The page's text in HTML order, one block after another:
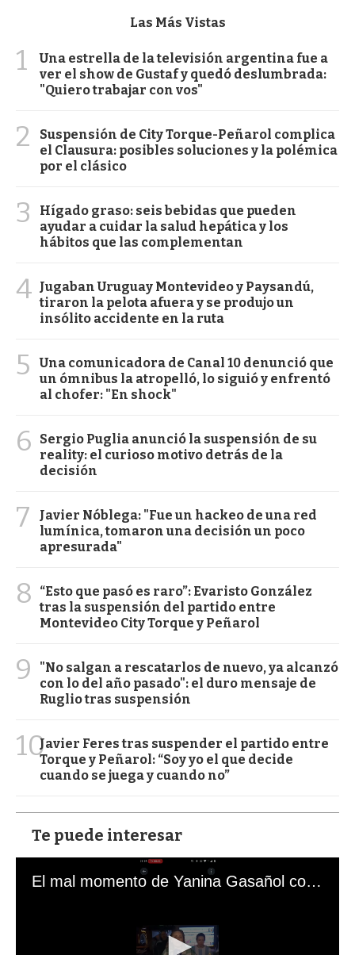
Las Más Vistas
1
Una estrella de la televisión argentina fue a
ver el show de Gustaf y quedó deslumbrada:
"Quiero trabajar con vos"
2
Suspensión de City Torque-Peñarol complica
el Clausura: posibles soluciones y la polémica
por el clásico
3
Hígado graso: seis bebidas que pueden
ayudar a cuidar la salud hepática y los
hábitos que las complementan
4 Jugaban Uruguay Montevideo y Paysandú,
tiraron la pelota afuera y se produjo un
insólito accidente en la ruta
5
Una comunicadora de Canal 10 denunció que
un ómnibus la atropelló, lo siguió y enfrentó
al chofer: "En shock"
6
Sergio Puglia anunció la suspensión de su
reality: el curioso motivo detrás de la
decisión
7
Javier Nóblega: "Fue un hackeo de una red
lumínica, tomaron una decisión un poco
apresurada"
8
“Esto que pasó es raro”: Evaristo González
tras la suspensión del partido entre
Montevideo City Torque y Peñarol
9
"No salgan a rescatarlos de nuevo, ya alcanzó
con lo del año pasado": el duro mensaje de
Ruglio tras suspensión
10Javier Feres tras suspender el partido entre
Torque y Peñarol: “Soy yo el que decide
cuando se juega y cuando no”
Te puede interesar
El mal momento de Yanina Gasañol con un hincha argentino en "Subrayado"